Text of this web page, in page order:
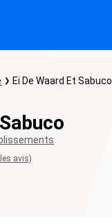
Ei De Waard Et Sabuco
avis)